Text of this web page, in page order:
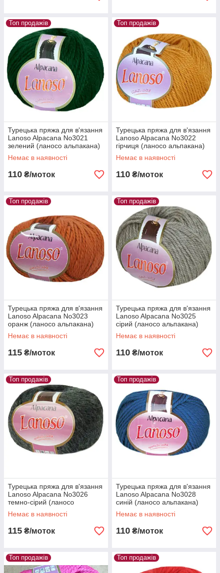
Топ продажів
Турецька пряжа для в'язання
Lanoso Alpacana No3021
зелений (ланосо альпакана)
зимова пряжа
Немає в наявності
110 ₴/моток
Топ продажів
Турецька пряжа для в'язання
Lanoso Alpacana No3022
гірчиця (ланосо альпакана)
зимова пряжа
Немає в наявності
110 ₴/моток
Топ продажів
Турецька пряжа для в'язання
Lanoso Alpacana No3023
оранж (ланосо альпакана)
зимова пряжа
Немає в наявності
115 ₴/моток
Топ продажів
Турецька пряжа для в'язання
Lanoso Alpacana No3025
сірий (ланосо альпакана)
зимова пряжа
Немає в наявності
110 ₴/моток
Топ продажів
Турецька пряжа для в'язання
Lanoso Alpacana No3026
темно-сірий (ланосо
альпакана) зимова пряжа
Немає в наявності
115 ₴/моток
Топ продажів
Турецька пряжа для в'язання
Lanoso Alpacana No3028
синій (ланосо альпакана)
зимова пряжа
Немає в наявності
110 ₴/моток
Топ продажів Топ продажів